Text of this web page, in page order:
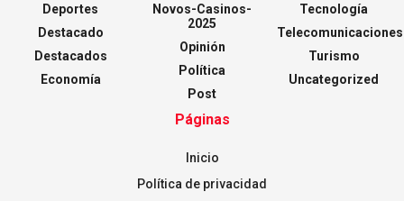
Deportes
Destacado
Destacados
Economía
Novos-Casinos-
2025
Opinión
Política
Post
Tecnología
Telecomunicaciones
Turismo
Uncategorized
Páginas
Inicio
Política de privacidad